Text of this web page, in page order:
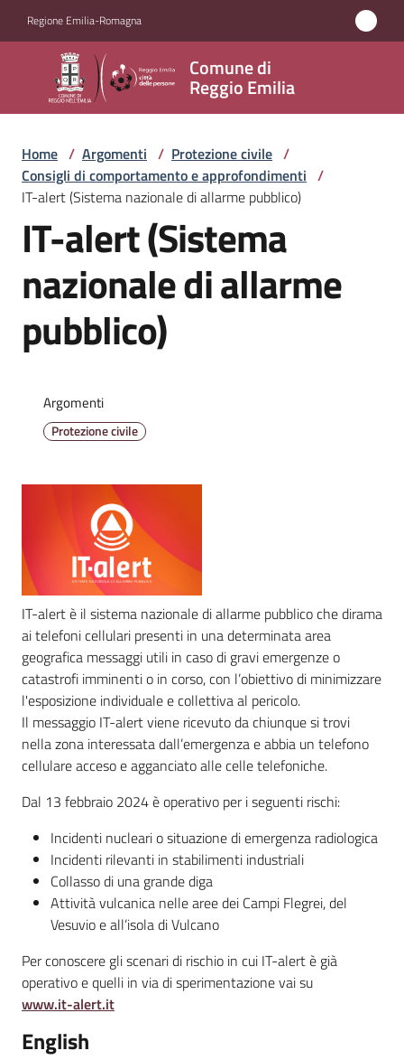
Regione Emilia-Romagna
Comune di
Reggio Emilia
Comune
di
Reggio
Emilia
Amministrazione
Novità
Emilia
argomenti
Menu selezionato
T
u
r
i
s
m
o
E
Seguici
su
Home / Argomenti / Protezione civile /
Consigli di comportamento e approfondimenti /
IT-alert (Sistema nazionale di allarme pubblico)
IT-alert (Sistema
nazionale di allarme
pubblico)
Argomenti
Protezione civile
IT-alert è il sistema nazionale di allarme pubblico che dirama
ai telefoni cellulari presenti in una determinata area
geografica messaggi utili in caso di gravi emergenze o
catastrofi imminenti o in corso, con l’obiettivo di minimizzare
l'esposizione individuale e collettiva al pericolo.
Il messaggio IT-alert viene ricevuto da chiunque si trovi
nella zona interessata dall’emergenza e abbia un telefono
cellulare acceso e agganciato alle celle telefoniche.
Dal 13 febbraio 2024 è operativo per i seguenti rischi:
Incidenti nucleari o situazione di emergenza radiologica
Incidenti rilevanti in stabilimenti industriali
Collasso di una grande diga
Attività vulcanica nelle aree dei Campi Flegrei, del
Vesuvio e all’isola di Vulcano
Per conoscere gli scenari di rischio in cui IT-alert è già
operativo e quelli in via di sperimentazione vai su
www.it-alert.it
English